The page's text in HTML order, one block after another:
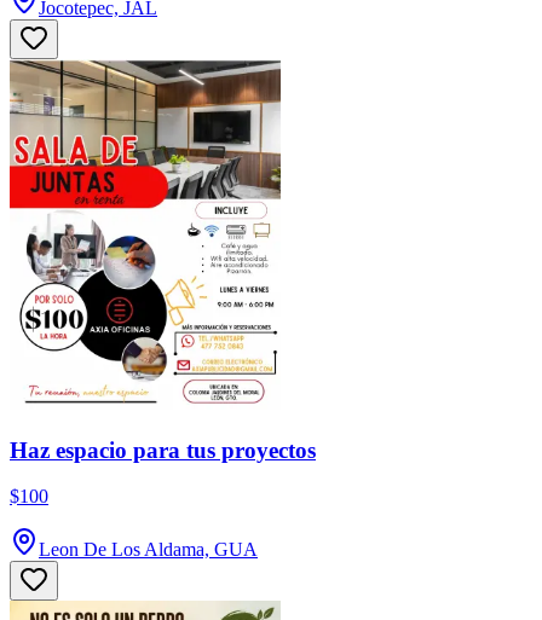
Jocotepec, JAL
Haz espacio para tus proyectos
$100
Leon De Los Aldama, GUA